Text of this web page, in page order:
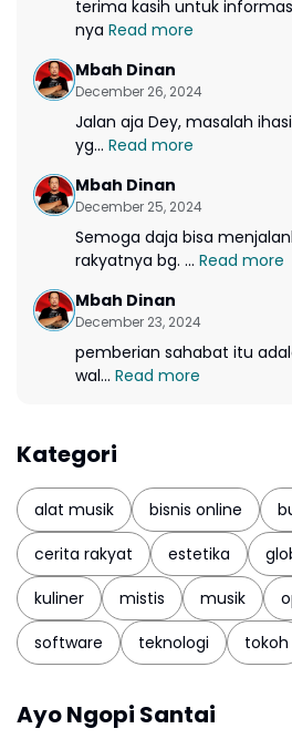
terima kasih untuk
nya Read more
Mbah Dinan
December 26, 2024
Jalan aja Dey, masalah
yg... Read more
Mbah Dinan
December 25, 2024
Semoga daja bisa
rakyatnya bg. ... Read more
Mbah Dinan
December 23, 2024
pemberian sahabat itu
wal... Read more
Kategori
alat musik bisnis online
cerita rakyat
estetika
kuliner
mistis musik
software
teknologi tokoh
Ayo Ngopi Santai